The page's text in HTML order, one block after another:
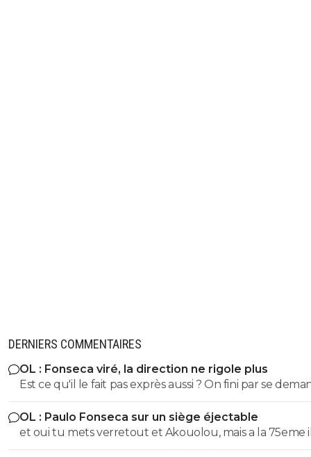
DERNIERS COMMENTAIRES
OL : Fonseca viré, la direction ne rigole plus
Est ce qu'il le fait pas exprès aussi ? On fini par se
Même si on peux se douter que le mercato n'est pas
fait terminé, si on continu comme ca on va droit à la
catastrophe.
OL : Paulo Fonseca sur un siège éjectable
et oui tu mets verretout et Akouolou, mais a la 75eme
sont plus sur le terrain et tu es en position de qualifié